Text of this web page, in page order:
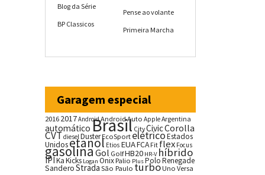
Blog da Série
BP Classicos
Pense ao volante
Primeira Marcha
Garagem especial
20162017AndroidAndroid Auto AppleArgentina
automáticoBrasil CityCivicCorolla
CVTdieselDusterEcoSportelétricoEstados
Unidosetanol Etios EUAFCA Fit flex Focus
gasolina Gol GolfHB20 HR-V híbrido
IPIKaKicks Logan OnixPalio PlusPoloRenegade
SanderoStrada São Paulo turboUno Versa